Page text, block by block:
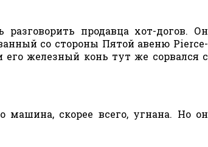
продавца хот-догов. Он
со стороны Пятой авеню Pierce-
железный конь тут же сорвался с
скорее всего, угнана. Но он